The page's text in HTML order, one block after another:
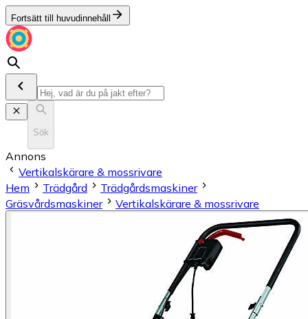
Fortsätt till huvudinnehåll
Sök
Annons
Vertikalskärare & mossrivare
Hem
Trädgård
Trädgårdsmaskiner
Gräsvårdsmaskiner
Vertikalskärare & mossrivare